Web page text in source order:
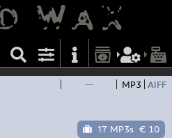
— MP3 AIFF
17 MP3s € 10